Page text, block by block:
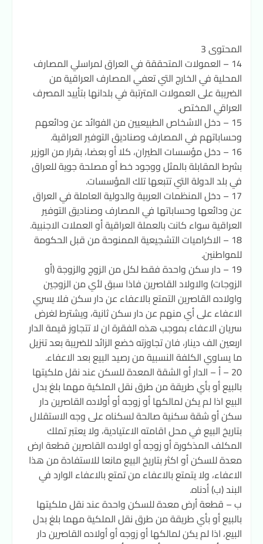
المحتوى 3
14 – العمولات المتحققة في العراق لمراسلي المصارف
المحلية في الخارج التي تعفي المصارف العراقية من
الضريبة على العمولات المترتبة في بلدانها بتأييد المصرف
العراقي المختص.
15 – دخل الاشخاص الطبيعيين من الفوائد عن ودائعهم
وحساباتهم في المصارف وصناديق التوفير العراقية.
16 – دخل مؤسسات الطيران، كلا أو بعضا، بقرار من الوزير
بشرط المقابلة بالمثل ووجود خط أو مصلحة جوية للعراق
في بلد الدولة التي تتبعها تلك المؤسسات.
17 – دخل المنظمات العربية والدولية العاملة في العراق
عن ودائعها وحساباتها في المصارف وصناديق التوفير
العراقية سواء كانت بالعملة العراقية أو العملات الاجنبية.
18 – الاكراميات التشجيعية الممنوحة من قبل الحكومة
للمواطنين.
19 – دار سكن واحدة فقط لكل من الزوج والزوجة (أو
الزوجات) والاولاد القاصرين فاذا سبق لأي من الزوجين
واولاده القاصرين التمتع بالاعفاء عن دار سكن فلا يسري
الاعفاء على أي منهم عن دار سكن ثانية، ويشترط لغرض
سريان الاعفاء بموجب هذه الفقرة ان لا تتجاوز قيمة الدار
اربعين الف دينار، فان تجاوزته خضع الزائد للضريبة بعد تنزيل
ما يساوي الكلفة النسبية من رصيد البيع بعد الاعفاء.
20 – أ – الدار أو الشقة المعدة للسكن عند نقل ملكيتها
بالبيع أو بأي طريقة من طرق نقل الملكية مهما بلغ بدل
البيع اذا لم يكن لمالكها أو زوجه أو أولاده القاصرين دار
سكن أو شقة سكنية صالحة لسكناه على وجه الاستقلال
بتاريخ البيع في محل اقامته الاعتيادية، ولا يعتبر تملك
المكلف المذكورة أو زوجه أو اولاده القاصرين قطعة ارض
معدة للسكن أو اكثر بتاريخ البيع مانعا للاستفادة من هذا
الاعفاء، ولا يتمتع بالاعفاء من تمتع بالاعفاء الوارد في
البند (ب) أدناه.
ب – قطعة أرض معدة للسكن واحدة عند نقل ملكيتها
بالبيع أو بأي طريقة من طرق نقل الملكية مهما بلغ بدل
البيع، اذا لم يكن لمالكها أو زوجه أو أولاده القاصرين دار